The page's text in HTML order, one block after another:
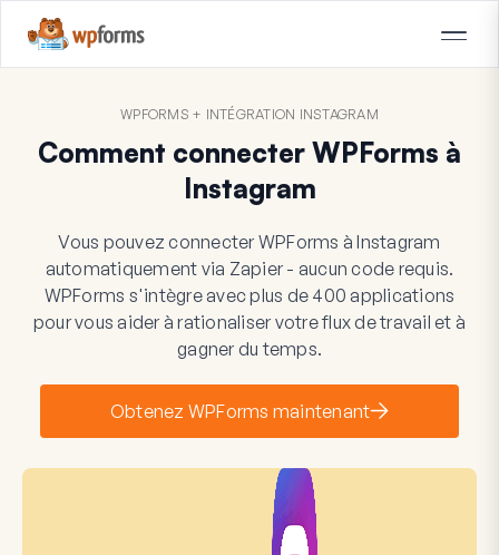
WPFORMS + INTÉGRATION INSTAGRAM
Comment connecter WPForms à
Instagram
Vous pouvez connecter WPForms à Instagram
automatiquement via Zapier - aucun code requis.
WPForms s'intègre avec plus de 400 applications
pour vous aider à rationaliser votre flux de travail et à
gagner du temps.
Obtenez WPForms maintenant